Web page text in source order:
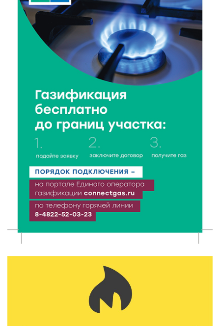
5 Авг 2026 16:32 348
«Зарядка со стражем порядка»: как в Нелидово
приобщают детей к здоровому образу жизни
5 Авг 2026 16:02 302
Спорт и дисциплина: транспортные полицейские
Вышнего Волочка провели зарядку для школьников
Виталий Королев дал старт новым туристическим
проектам в регионе
5 Авг 2026 15:32 322
В Калининском округе отметят День
физкультурника масштабной Спартакиадой
5 Авг 2026 15:25 253
От детских зон до полётов на шарах: в парке
«Гришкино» готовят масштабный праздник